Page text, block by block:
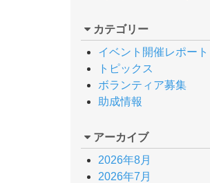
カテゴリー
イベント開催レポート
トピックス
ボランティア募集
助成情報
アーカイブ
2026年8月
2026年7月